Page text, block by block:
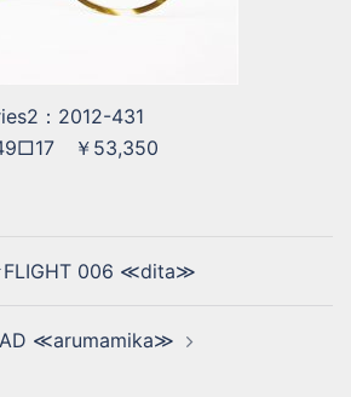
：2012-431
￥53,350
006 ≪dita≫
≪arumamika≫